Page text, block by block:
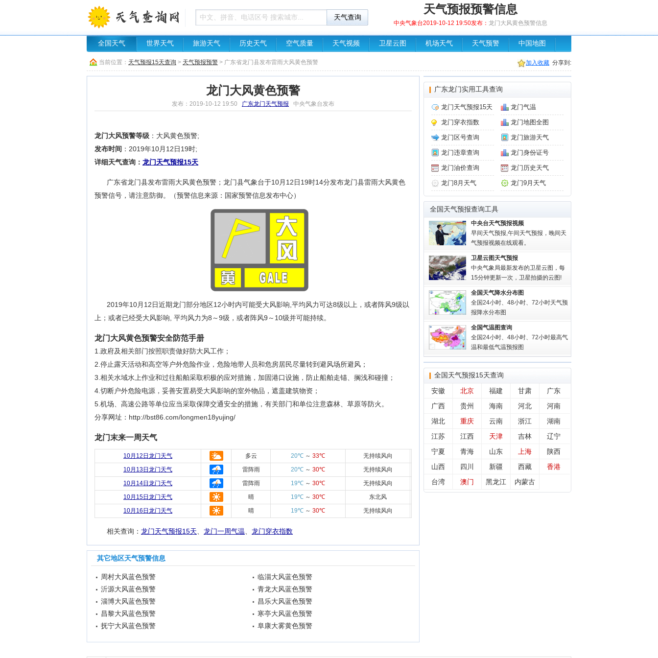
天气预报预警信息
中央气象台2019-10-12 19:50发布： 龙门大风黄色预警信息
全国天气 世界天气 旅游天气 历史天气 空气质量 天气视频 卫星云图 机场天气 天气预警 中国地图
当前位置： 天气预报15天查询 > 天气预报预警 > 广东省龙门县发布雷雨大风黄色预警 加入收藏 分享到:
龙门大风黄色预警
发布：2019-10-12 19:50 广东龙门天气预报 中央气象台发布
龙门大风预警等级 ：大风黄色预警;
发布时间 ：2019年10月12日19时;
详细天气查询： 龙门天气预报15天
广东省龙门县发布雷雨大风黄色预警；龙门县气象台于10月12日19时14分发布龙门县雷雨大风黄色
预警信号，请注意防御。（预警信息来源：国家预警信息发布中心）
2019年10月12日近期龙门部分地区12小时内可能受大风影响,平均风力可达8级以上，或者阵风9级以
上；或者已经受大风影响, 平均风力为8～9级，或者阵风9～10级并可能持续。
龙门大风黄色预警安全防范手册
1.政府及相关部门按照职责做好防大风工作；
2.停止露天活动和高空等户外危险作业，危险地带人员和危房居民尽量转到避风场所避风；
3.相关水域水上作业和过往船舶采取积极的应对措施，加固港口设施，防止船舶走锚、搁浅和碰撞；
4.切断户外危险电源，妥善安置易受大风影响的室外物品，遮盖建筑物资；
5.机场、高速公路等单位应当采取保障交通安全的措施，有关部门和单位注意森林、草原等防火。
分享网址：http://bst86.com/longmen18yujing/
龙门末来一周天气
10月12日龙门天气 多云 20℃ ～ 33℃
无持续风向
10月13日龙门天气
雷阵雨 20℃ ～ 30℃
无持续风向
10月14日龙门天气
雷阵雨 19℃ ～ 30℃
无持续风向
10月15日龙门天气
晴 19℃ ～ 30℃
东北风
10月16日龙门天气
晴 19℃ ～ 30℃ 无持续风向
相关查询： 龙门天气预报15天 龙门一周气温 龙门穿衣指数
其它地区天气预警信息
周村大风蓝色预警
临淄大风蓝色预警
沂源大风蓝色预警
青龙大风蓝色预警
淄博大风蓝色预警
昌乐大风蓝色预警
昌黎大风蓝色预警
寒亭大风蓝色预警
抚宁大风蓝色预警
阜康大雾黄色预警
广东龙门实用工具查询
龙门天气预报15天 龙门气温
龙门穿衣指数 龙门地图全图
龙门区号查询 龙门旅游天气
龙门违章查询 龙门身份证号
龙门油价查询 龙门历史天气
龙门8月天气 龙门9月天气
全国天气预报查询工具
中央台天气预报视频
早间天气预报,午间天气预报，晚间天
气预报视频在线观看。
卫星云图天气预报
中央气象局最新发布的卫星云图，每
15分钟更新一次，卫星拍摄的云图!
全国天气降水分布图
全国24小时、48小时、72小时天气预
报降水分布图
全国气温图查询
全国24小时、48小时、72小时最高气
温和最低气温预报图
全国天气预报15天查询
安徽
北京 福建 甘肃
广东
广西
贵州 海南 河北
河南
湖北
重庆 云南 浙江
湖南
江苏
江西 天津 吉林
辽宁
宁夏
青海 山东 上海
陕西
山西
四川 新疆 西藏
香港
台湾
澳门 黑龙江 内蒙古